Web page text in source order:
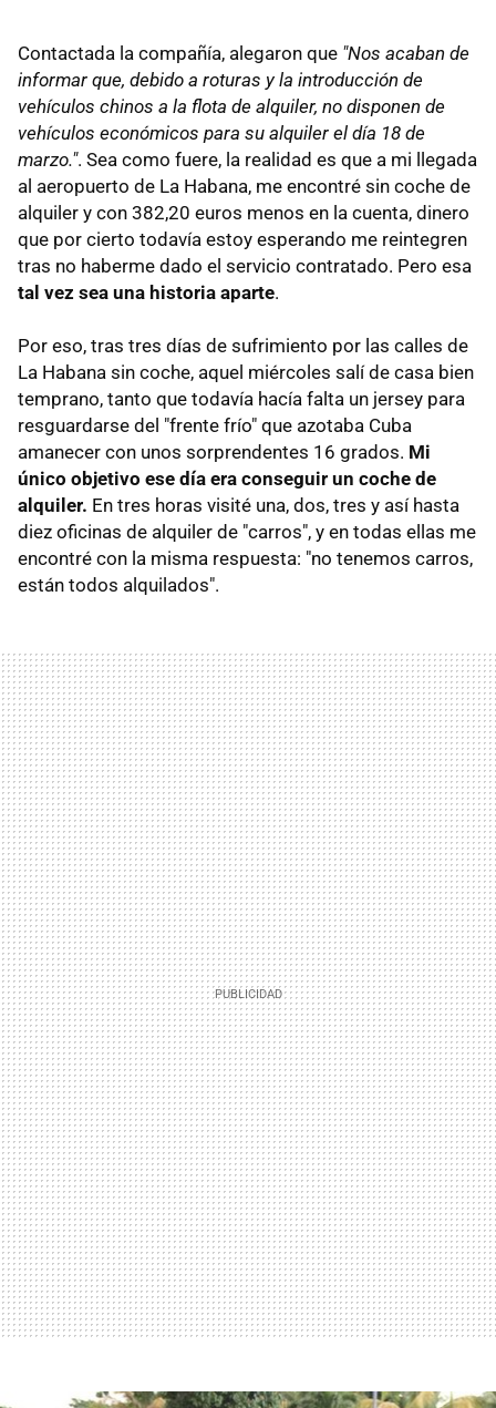
Contactada la compañía, alegaron que "Nos acaban de
informar que, debido a roturas y la introducción de
vehículos chinos a la flota de alquiler, no disponen de
vehículos económicos para su alquiler el día 18 de
marzo.". Sea como fuere, la realidad es que a mi llegada
al aeropuerto de La Habana, me encontré sin coche de
alquiler y con 382,20 euros menos en la cuenta, dinero
que por cierto todavía estoy esperando me reintegren
tras no haberme dado el servicio contratado. Pero esa
tal vez sea una historia aparte.
Por eso, tras tres días de sufrimiento por las calles de
La Habana sin coche, aquel miércoles salí de casa bien
temprano, tanto que todavía hacía falta un jersey para
resguardarse del "frente frío" que azotaba Cuba
amanecer con unos sorprendentes 16 grados. Mi
único objetivo ese día era conseguir un coche de
alquiler. En tres horas visité una, dos, tres y así hasta
diez oficinas de alquiler de "carros", y en todas ellas me
encontré con la misma respuesta: "no tenemos carros,
están todos alquilados".